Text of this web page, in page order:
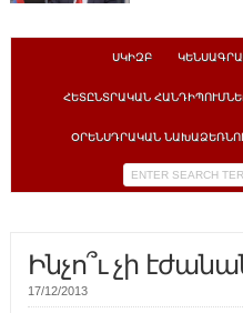
ՍԿԻԶԲ
ՀԵՏԸՆՏՐԱԿԱՆ
ՕՐԵՆՍԴՐԱԿԱՆ
Ինչո՞ւ չի
17/12/2013